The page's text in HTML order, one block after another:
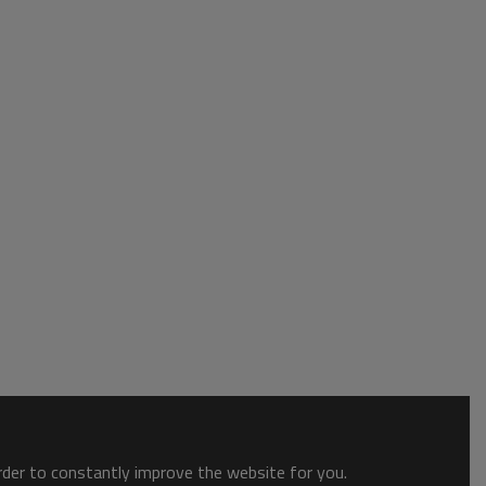
to constantly improve the website for you.